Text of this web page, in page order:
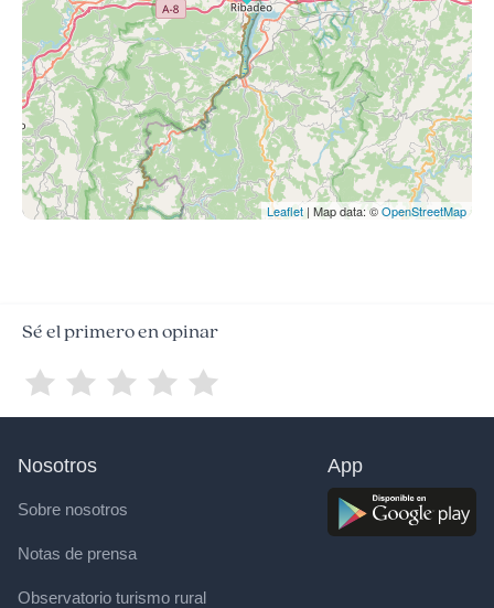
Leaflet | Map data: ©OpenStreetMap
Sé el primero en opinar
Nosotros
Sobre nosotros
Notas de prensa
Observatorio turismo rural
App